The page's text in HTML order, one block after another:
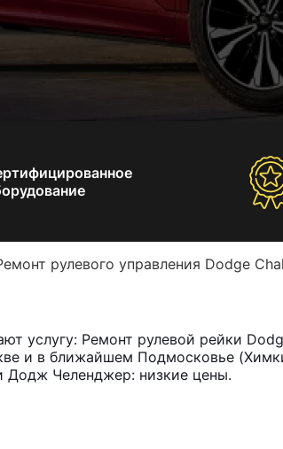
рулевого управления Dodge
услугу: Ремонт рулевой рейки
и в ближайшем Подмосковье
Додж Челенджер: низкие цены.